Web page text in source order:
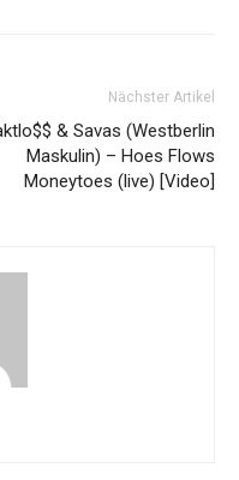
Nächster Artikel
& Savas (Westberlin
Maskulin) – Hoes Flows
Moneytoes (live) [Video]